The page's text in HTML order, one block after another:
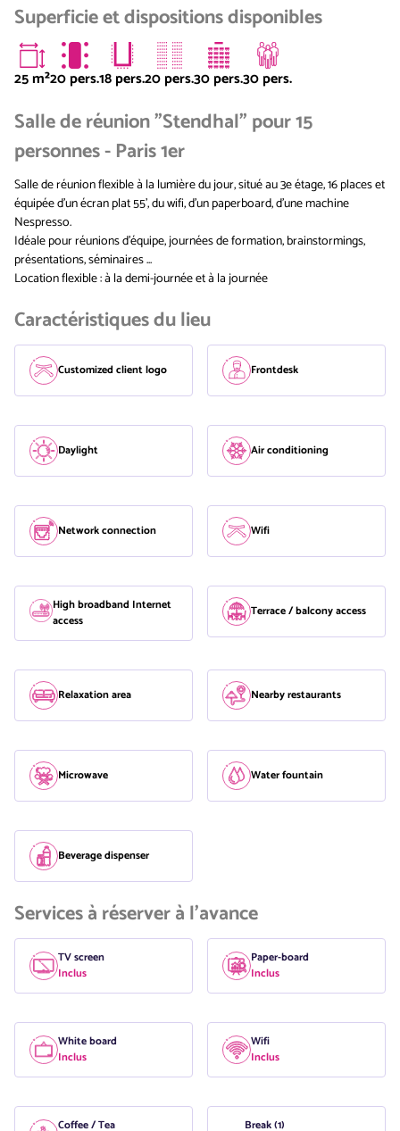
Superficie et dispositions disponibles
25m²20 pers.18 pers.20 pers.30 pers.30 pers.
Salle de réunion "Stendhal" pour 15
personnes - Paris 1er
Salle de réunion flexible à la lumière du jour, situé au 3e étage, 16 places et
équipée d'un écran plat 55', du wifi, d'un paperboard, d'une machine
Nespresso.
Idéale pour réunions d'équipe, journées de formation, brainstormings,
présentations, séminaires ...
Location flexible : à la demi-journée et à la journée
Caractéristiques du lieu
Customized client logo Frontdesk
Daylight Air conditioning
Network connection Wifi
High broadband Internet
access
Terrace / balcony access
Relaxation area Nearby restaurants
Microwave Water fountain
Beverage dispenser
Services à réserver à l'avance
TV screen
Inclus
Paper-board
Inclus
White board
Inclus
Wifi
Inclus
Coffee / Tea Break (1)